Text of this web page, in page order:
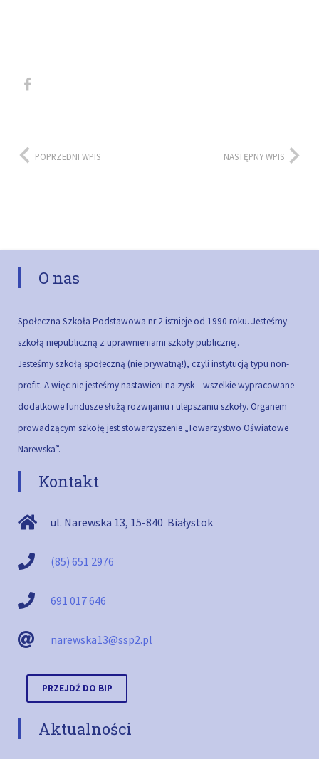
POPRZEDNI WPIS NASTĘPNY WPIS
O nas
Społeczna Szkoła Podstawowa nr 2 istnieje od 1990 roku. Jesteśmy
szkołą niepubliczną z uprawnieniami szkoły publicznej.
Jesteśmy szkołą społeczną (nie prywatną!), czyli instytucją typu non-
profit. A więc nie jesteśmy nastawieni na zysk – wszelkie wypracowane
dodatkowe fundusze służą rozwijaniu i ulepszaniu szkoły. Organem
prowadzącym szkołę jest stowarzyszenie „Towarzystwo Oświatowe
Narewska”.
Kontakt
ul. Narewska 13, 15-840 Białystok
(85) 651 2976
691 017 646
narewska13@ssp2.pl
PRZEJDŹ DO BIP
Aktualności